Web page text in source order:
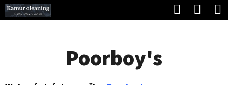
Přejít
na
Hledat
Poorboy's
K
O Zpět
Zpět